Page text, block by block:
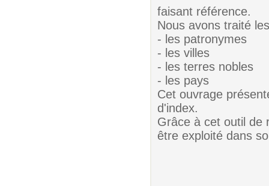
faisant référence.
Nous avons traité
- les patronymes
- les villes
- les terres nobles
- les pays
Cet ouvrage
d'index.
Grâce à cet outil de
être exploité dans